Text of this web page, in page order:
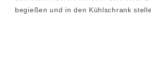
begießen und in den Kühlschrank